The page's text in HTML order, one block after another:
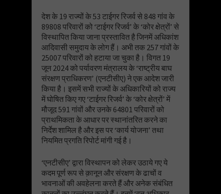
देश के 19 राज्यों के 53 टाईगर रिजर्व से 848 गांव के
89808 परिवारों को ‘टाईगर रिजर्व’ के ‘कोर क्षेत्रों’ से
विस्थापित किया जाना प्रस्तावित है जिनमें अधिकांश
आदिवासी समुदाय के लोग हैं। अभी तक 257 गांवों के
25007 परिवारों को हटाया जा चुका है। विगत 19
जून 2024 को पर्यावरण मंत्रालय के ‘राष्ट्रीय बाघ
संरक्षण प्राधिकरण’ (एनटीसीए) ने एक आदेश जारी
किया है। इसमें सभी राज्यों के अधिकारियों को राज्य
में घोषित किए गए ‘टाईगर रिजर्व’ के ‘कोर क्षेत्रों’ में
मौजूद 591 गांवों और उनके 64801 परिवारों को
प्राथमिकता के आधार पर स्थानांतरित करने का
निर्देश शामिल है और इस पर ‘कार्य योजना’ तथा
नियमित प्रगति रिपोर्ट मांगी गई है।
‘एनटीसीए’ द्वारा विस्थापन को लेकर उठाये गए ये
कदम पूर्ण रूप से क़ानून और संरक्षण के ढाचों व
भावनाओं की अवहेलना करते हैं और अनेक संबंधित